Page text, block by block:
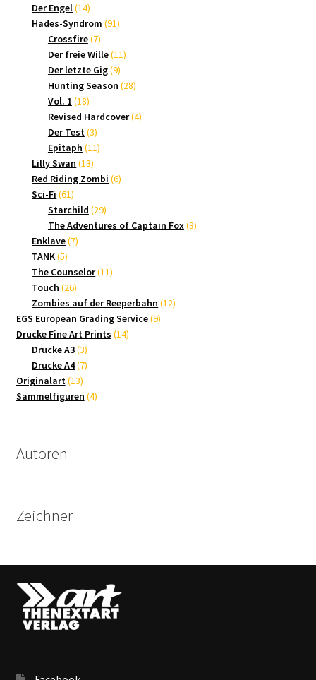
Der Engel 1414
Produkte
Hades-Syndrom 9191
Crossfire 77
Produkte
Der freie Wille 1111
Der letzte Gig 99
Produkte
Hunting Season 2828
Vol. 1 1818
Produkte
Revised Hardcover 44
Der Test 33
Produkte
Epitaph 1111
Lilly Swan 1313
Produkte
Red Riding Zombi 66
Sci-Fi 6161
Produkte
Starchild 2929
Produkte
The Adventures of Captain Fox 33
Enklave 77
TANK 55
Produkte
The Counselor 1111
Touch 2626
Produkte
Zombies auf der Reeperbahn 1212
EGS European Grading Service 99
Drucke Fine Art Prints 1414
Drucke A3 33
Produkte
Drucke A4 77
Originalart 1313
Produkte
Sammelfiguren 44
Autoren
Zeichner